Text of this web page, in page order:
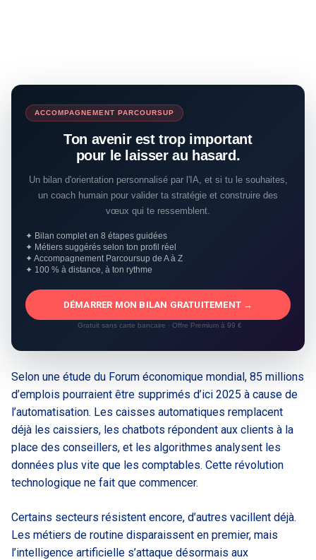
ACCOMPAGNEMENT PARCOURSUP
Ton avenir est trop important
pour le laisser au hasard.
Un bilan d'orientation personnalisé par l'IA, et si tu le souhaites,
un coach humain pour valider ta stratégie et construire des
vœux qui te ressemblent.
✦ Bilan complet en 8 étapes guidées
✦ Métiers suggérés selon ton profil réel
✦ Accompagnement Parcoursup de A à Z
✦ 100 % à distance, à ton rythme
DÉMARRER MON BILAN GRATUITEMENT →
Gratuit sans carte bancaire · Offre Premium à 99 €
Selon une étude du Forum économique mondial, 85 millions
d’emplois pourraient être supprimés d’ici 2025 à cause de
l’automatisation. Les caisses automatiques remplacent
déjà les caissiers, les chatbots répondent aux clients à la
place des conseillers, et les algorithmes analysent les
données plus vite que les comptables. Cette révolution
technologique ne fait que commencer.
Certains secteurs résistent encore, d’autres vacillent déjà.
Les métiers de routine disparaissent en premier, mais
l’intelligence artificielle s’attaque désormais aux